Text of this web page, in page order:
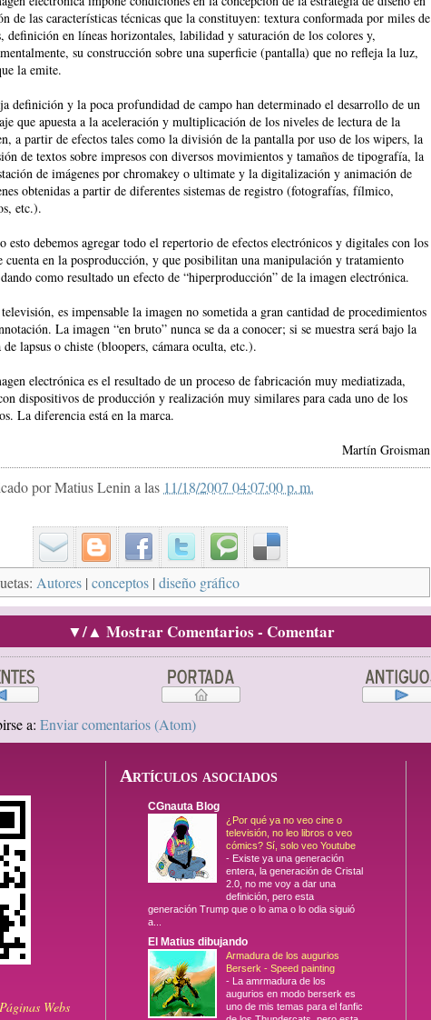
de las características técnicas que la constituyen: textura conformada por miles de
definición en líneas horizontales, labilidad y saturación de los colores y,
su construcción sobre una superficie (pantalla) que no refleja la luz,
la emite.
definición y la poca profundidad de campo han determinado el desarrollo de un
que apuesta a la aceleración y multiplicación de los niveles de lectura de la
a partir de efectos tales como la división de la pantalla por uso de los wipers, la
de textos sobre impresos con diversos movimientos y tamaños de tipografía, la
de imágenes por chromakey o ultimate y la digitalización y animación de
obtenidas a partir de diferentes sistemas de registro (fotografías, fílmico,
etc.).
esto debemos agregar todo el repertorio de efectos electrónicos y digitales con los
cuenta en la posproducción, y que posibilitan una manipulación y tratamiento
como resultado un efecto de “hiperproducción” de la imagen electrónica.
es impensable la imagen no sometida a gran cantidad de procedimientos
La imagen “en bruto” nunca se da a conocer; si se muestra será bajo la
de lapsus o chiste (bloopers, cámara oculta, etc.).
electrónica es el resultado de un proceso de fabricación muy mediatizada,
dispositivos de producción y realización muy similares para cada uno de los
La diferencia está en la marca.
Martín Groisman
porMatius Lenin a las 11/18/2007 04:07:00 p. m.
Autores | conceptos | diseño gráfico
▼/▲ Mostrar Comentarios - Comentar
a: Enviar comentarios (Atom)
Artículos asociados
CGnauta Blog
¿Por qué ya no veo cine o
televisión, no leo libros o veo
cómics? Sí, solo veo Youtube
- Existe ya una generación
entera, la generación de Cristal
2.0, no me voy a dar una
definición, pero esta
generación Trump que o lo ama o lo odia siguió
a...
El Matius dibujando
Armadura de los augurios
Berserk - Speed painting
- La amrmadura de los
augurios en modo berserk es
uno de mis temas para el fanfic